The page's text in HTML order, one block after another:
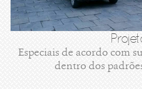
Especiais de acordo com
dentro dos